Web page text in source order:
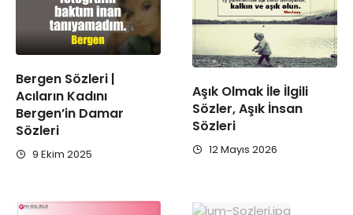
Bergen Sözleri |
Acıların Kadını
Bergen’in Damar
Sözleri
9 Ekim 2025
Aşık Olmak İle İlgili
Sözler, Aşık İnsan
Sözleri
12 Mayıs 2026